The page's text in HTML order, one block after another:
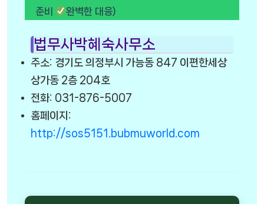
준비
완벽한 대응)
법무사박혜숙사무소
주소: 경기도 의정부시 가능동 847 이편한세상
상가동 2층 204호
전화: 031-876-5007
홈페이지:
http://sos5151.bubmuworld.com